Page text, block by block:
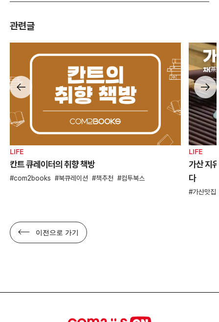
관련글
LIFE
칸트 큐레이터의 취향 책방
com2books 북큐레이션 책추천 컴투북스
LIFE
가산 지
다
가산맛집
이전으로 가기